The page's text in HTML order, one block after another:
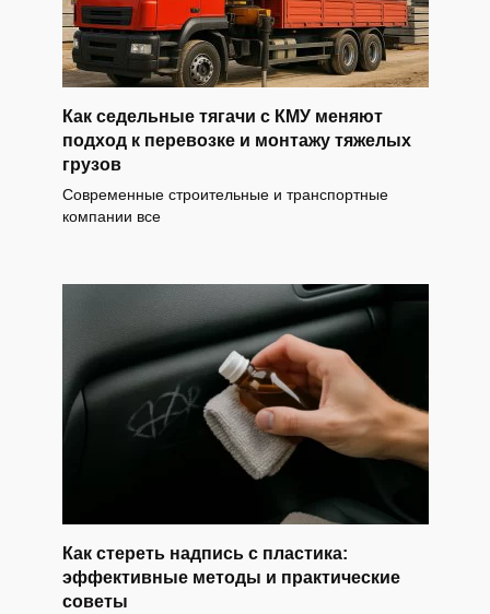
Как седельные тягачи с КМУ меняют
подход к перевозке и монтажу тяжелых
грузов
Современные строительные и транспортные
компании все
Как стереть надпись с пластика:
эффективные методы и практические
советы